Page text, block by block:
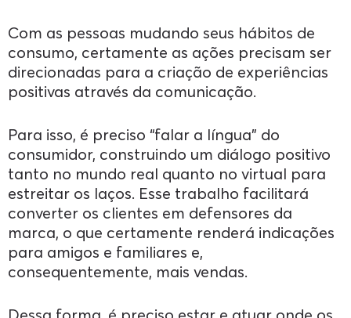
Com as pessoas mudando seus hábitos de
consumo, certamente as ações precisam ser
direcionadas para a criação de experiências
positivas através da comunicação.
Para isso, é preciso “falar a língua” do
consumidor, construindo um diálogo positivo
tanto no mundo real quanto no virtual para
estreitar os laços. Esse trabalho facilitará
converter os clientes em defensores da
marca, o que certamente renderá indicações
para amigos e familiares e,
consequentemente, mais vendas.